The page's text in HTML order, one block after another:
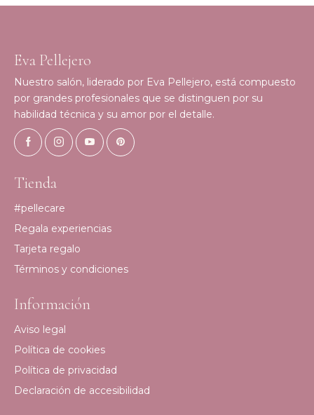
Eva Pellejero
Nuestro salón, liderado por Eva Pellejero, está compuesto
por grandes profesionales que se distinguen por su
habilidad técnica y su amor por el detalle.
Tienda
#pellecare
Regala experiencias
Tarjeta regalo
Términos y condiciones
Información
Aviso legal
Política de cookies
Política de privacidad
Declaración de accesibilidad